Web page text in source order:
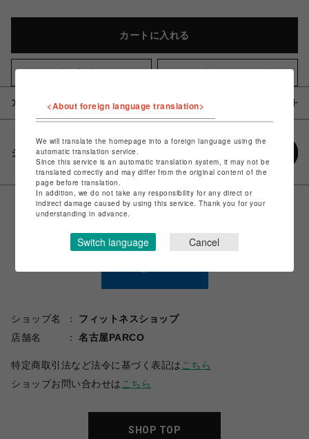
カートに入れる
アイテム説明 / 素材
シェアする
ショップ名
フィットネスショップ
店舗名
名古屋PARCO
特定商取引法など法令に基づく表記は こちら
ショップお問い合わせは こちら
SHOP TOP
<About foreign language translation>
We will translate the homepage into a foreign language using the
automatic translation service.
Since this service is an automatic translation system, it may not be
translated correctly and may differ from the original content of the
page before translation.
In addition, we do not take any responsibility for any direct or
indirect damage caused by using this service. Thank you for your
understanding in advance.
Switch language Cancel